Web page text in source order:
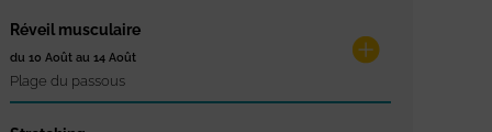
Réveil musculaire
du 10 Août au 14 Août
Plage du passous